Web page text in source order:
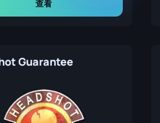
查看
Guarantee